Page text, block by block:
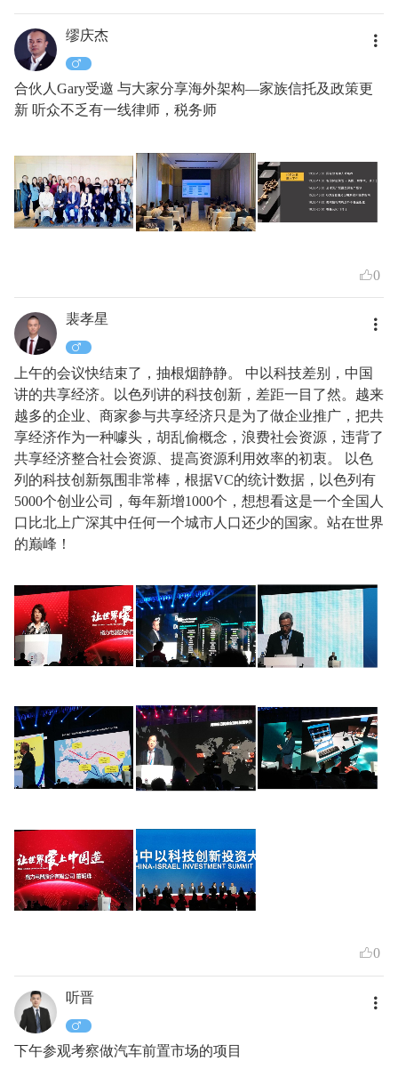
缪庆杰
合伙人Gary受邀 与大家分享海外架构—家族信托及政策更
新 听众不乏有一线律师，税务师
0
裴孝星
上午的会议快结束了，抽根烟静静。 中以科技差别，中国
讲的共享经济。以色列讲的科技创新，差距一目了然。越来
越多的企业、商家参与共享经济只是为了做企业推广，把共
享经济作为一种噱头，胡乱偷概念，浪费社会资源，违背了
共享经济整合社会资源、提高资源利用效率的初衷。 以色
列的科技创新氛围非常棒，根据VC的统计数据，以色列有
5000个创业公司，每年新增1000个，想想看这是一个全国人
口比北上广深其中任何一个城市人口还少的国家。站在世界
的巅峰！
0
听晋
下午参观考察做汽车前置市场的项目